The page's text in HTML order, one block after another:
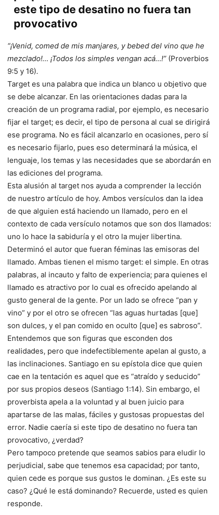
este tipo de desatino no fuera tan
provocativo
“¡Venid, comed de mis manjares, y bebed del vino que he
mezclado!… ¡Todos los simples vengan acá…!” (Proverbios
9:5 y 16).
Target es una palabra que indica un blanco u objetivo que
se debe alcanzar. En las orientaciones dadas para la
creación de un programa radial, por ejemplo, es necesario
fijar el target; es decir, el tipo de persona al cual se dirigirá
ese programa. No es fácil alcanzarlo en ocasiones, pero sí
es necesario fijarlo, pues eso determinará la música, el
lenguaje, los temas y las necesidades que se abordarán en
las ediciones del programa.
Esta alusión al target nos ayuda a comprender la lección
de nuestro artículo de hoy. Ambos versículos dan la idea
de que alguien está haciendo un llamado, pero en el
contexto de cada versículo notamos que son dos llamados:
uno lo hace la sabiduría y el otro la mujer libertina.
Determinó el autor que fueran féminas las emisoras del
llamado. Ambas tienen el mismo target: el simple. En otras
palabras, al incauto y falto de experiencia; para quienes el
llamado es atractivo por lo cual es ofrecido apelando al
gusto general de la gente. Por un lado se ofrece “pan y
vino” y por el otro se ofrecen “las aguas hurtadas [que]
son dulces, y el pan comido en oculto [que] es sabroso”.
Entendemos que son figuras que esconden dos
realidades, pero que indefectiblemente apelan al gusto, a
las inclinaciones. Santiago en su epístola dice que quien
cae en la tentación es aquel que es “atraído y seducido”
por sus propios deseos (Santiago 1:14). Sin embargo, el
proverbista apela a la voluntad y al buen juicio para
apartarse de las malas, fáciles y gustosas propuestas del
error. Nadie caería si este tipo de desatino no fuera tan
provocativo, ¿verdad?
Pero tampoco pretende que seamos sabios para eludir lo
perjudicial, sabe que tenemos esa capacidad; por tanto,
quien cede es porque sus gustos le dominan. ¿Es este su
caso? ¿Qué le está dominando? Recuerde, usted es quien
responde.